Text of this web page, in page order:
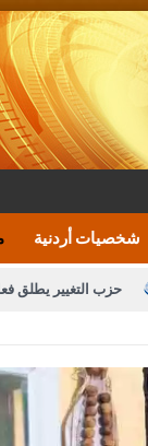
شخصيات أردنية
حزب التغيير يطلق
الهاشمية التاريخية
النواب يقر
بخدمة العلم (الدفعة